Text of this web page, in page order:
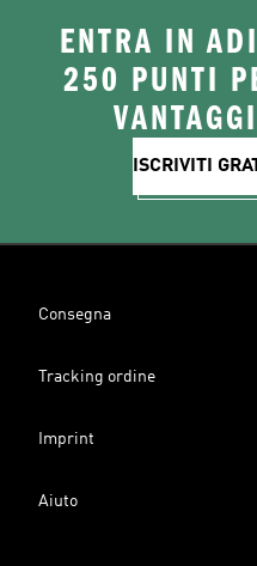
ENTRA IN
250 PUNTI
ISCRIVITI
Consegna
Tracking ordine
Imprint
Aiuto